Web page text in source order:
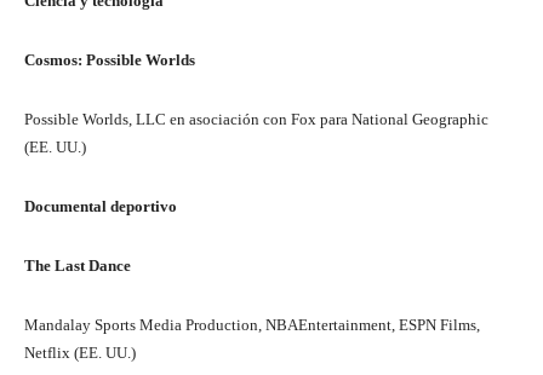
Cosmos: Possible Worlds
Possible Worlds, LLC en asociación con Fox para National Geographic
(EE. UU.)
Documental deportivo
The Last Dance
Mandalay Sports Media Production, NBAEntertainment, ESPN Films,
Netflix (EE. UU.)